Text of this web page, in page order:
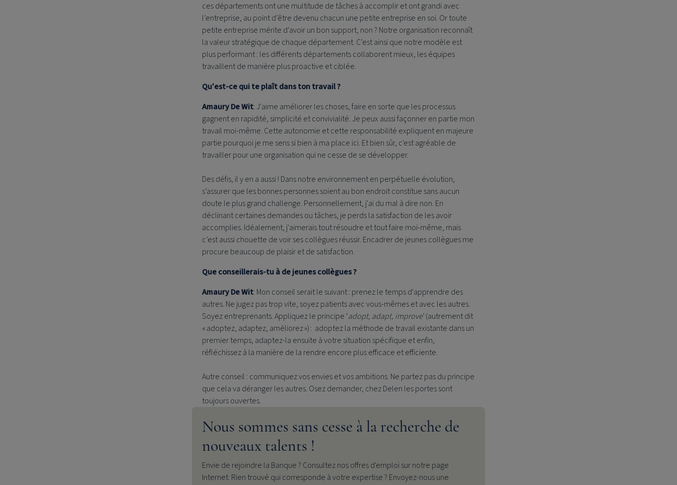
ces départements ont une multitude de tâches à accomplir et ont grandi avec
l’entreprise, au point d’être devenu chacun une petite entreprise en soi. Or toute
petite entreprise mérite d’avoir un bon support, non ? Notre organisation reconnaît
la valeur stratégique de chaque département. C’est ainsi que notre modèle est
plus performant : les différents départements collaborent mieux, les équipes
travaillent de manière plus proactive et ciblée.
Qu'est-ce qui te plaît dans ton travail ?
Amaury De Wit: J'aime améliorer les choses, faire en sorte que les processus
gagnent en rapidité, simplicité et convivialité. Je peux aussi façonner en partie mon
travail moi-même. Cette autonomie et cette responsabilité expliquent en majeure
partie pourquoi je me sens si bien à ma place ici. Et bien sûr, c'est agréable de
travailler pour une organisation qui ne cesse de se développer.
Des défis, il y en a aussi ! Dans notre environnement en perpétuelle évolution,
s’assurer que les bonnes personnes soient au bon endroit constitue sans aucun
doute le plus grand challenge. Personnellement, j'ai du mal à dire non. En
déclinant certaines demandes ou tâches, je perds la satisfaction de les avoir
accomplies. Idéalement, j'aimerais tout résoudre et tout faire moi-même, mais
c’est aussi chouette de voir ses collègues réussir. Encadrer de jeunes collègues me
procure beaucoup de plaisir et de satisfaction.
Que conseillerais-tu à de jeunes collègues ?
Amaury De Wit: Mon conseil serait le suivant : prenez le temps d'apprendre des
autres. Ne jugez pas trop vite, soyez patients avec vous-mêmes et avec les autres.
Soyez entreprenants. Appliquez le principe ‘adopt, adapt, improve’ (autrement dit
« adoptez, adaptez, améliorez ») : adoptez la méthode de travail existante dans un
premier temps, adaptez-la ensuite à votre situation spécifique et enfin,
réfléchissez à la manière de la rendre encore plus efficace et efficiente.
Autre conseil : communiquez vos envies et vos ambitions. Ne partez pas du principe
que cela va déranger les autres. Osez demander, chez Delen les portes sont
toujours ouvertes.
Nous sommes sans cesse à la recherche de
nouveaux talents !
Envie de rejoindre la Banque ? Consultez nos offres d'emploi sur notre page
Internet. Rien trouvé qui corresponde à votre expertise ? Envoyez-nous une